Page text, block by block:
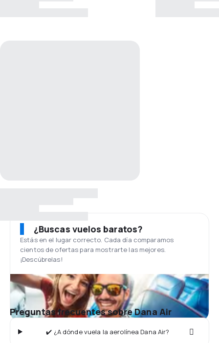
¿Buscas vuelos baratos?
Estás en el lugar correcto. Cada día comparamos
cientos de ofertas para mostrarte las mejores.
¡Descúbrelas!
Preguntas frecuentes sobre Dana Air
✔️ ¿A dónde vuela la aerolínea Dana Air?